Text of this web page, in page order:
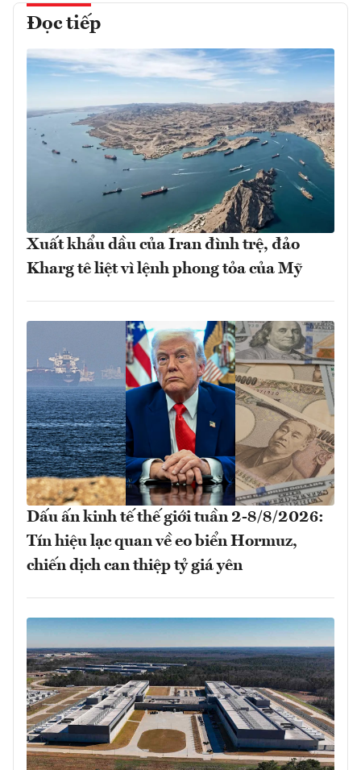
Đọc tiếp
Xuất khẩu dầu của Iran đình trệ, đảo
Kharg tê liệt vì lệnh phong tỏa của Mỹ
Dấu ấn kinh tế thế giới tuần 2-8/8/2026:
Tín hiệu lạc quan về eo biển Hormuz,
chiến dịch can thiệp tỷ giá yên